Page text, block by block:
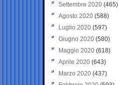
Settembre 2020(465)
Agosto 2020 (588)
Luglio 2020 (597)
Giugno 2020 (580)
Maggio 2020 (618)
Aprile 2020 (643)
Marzo 2020 (437)